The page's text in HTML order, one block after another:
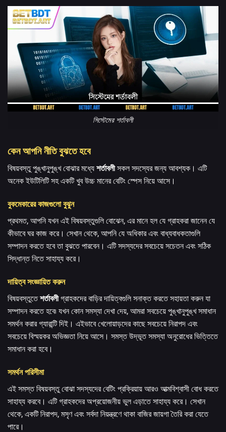
সিস্টেমের শর্তাবলী
কেন আপনি নীতি বুঝতে হবে
বিষয়বস্তু পুঙ্খানুপুঙ্খ বোঝার মধ্যে শর্তাবলীসকল সদস্যের জন্য আবশ্যক। এটি
অনেক ইউটিলিটি সহ একটি খুব উচ্চ মানের বেটিং স্পেস নিয়ে আসে।
বুকমেকারের কাজগুলো বুঝুন
প্রথমত, আপনি যখন এই বিষয়বস্তুগুলি বোঝেন, এর মানে হল যে গ্রাহকরা জানেন যে
কীভাবে ঘর কাজ করে। সেখান থেকে, আপনি যে অধিকার এবং বাধ্যবাধকতাগুলি
সম্পাদন করতে হবে তা বুঝতে পারবেন। এটি সদস্যদের সবচেয়ে সচেতন এবং সঠিক
সিদ্ধান্ত নিতে সাহায্য করে।
দায়িত্ব সংজ্ঞায়িত করুন
বিষয়বস্তুতেশর্তাবলীগ্রাহকদের বাড়ির দায়িত্বগুলি সনাক্ত করতে সহায়তা করুন যা
সম্পাদন করতে হবে৷ যখন কোন সমস্যা দেখা দেয়, আমরা সবচেয়ে পুঙ্খানুপুঙ্খ সমাধান
সমর্থন করার গ্যারান্টি দিই। এইভাবে খেলোয়াড়দের কাছে সবচেয়ে নিরাপদ এবং
সবচেয়ে বিস্ময়কর অভিজ্ঞতা নিয়ে আসে। সমস্ত উদ্ভূত সমস্যা অনুরোধের ভিত্তিতে
সমাধান করা হবে।
সমর্থন পরিসীমা
এই সমস্ত বিষয়বস্তু বোঝা সদস্যদের বেটিং প্রক্রিয়ায় আরও আত্মবিশ্বাসী বোধ করতে
সাহায্য করবে। এটি গ্রাহকদের অপ্রয়োজনীয় ভুল এড়াতে সাহায্য করে। সেখান
থেকে, একটি নিরাপদ, মসৃণ এবং সর্বদা নিয়ন্ত্রণে থাকা বাজির জায়গা তৈরি করা যেতে
পারে।